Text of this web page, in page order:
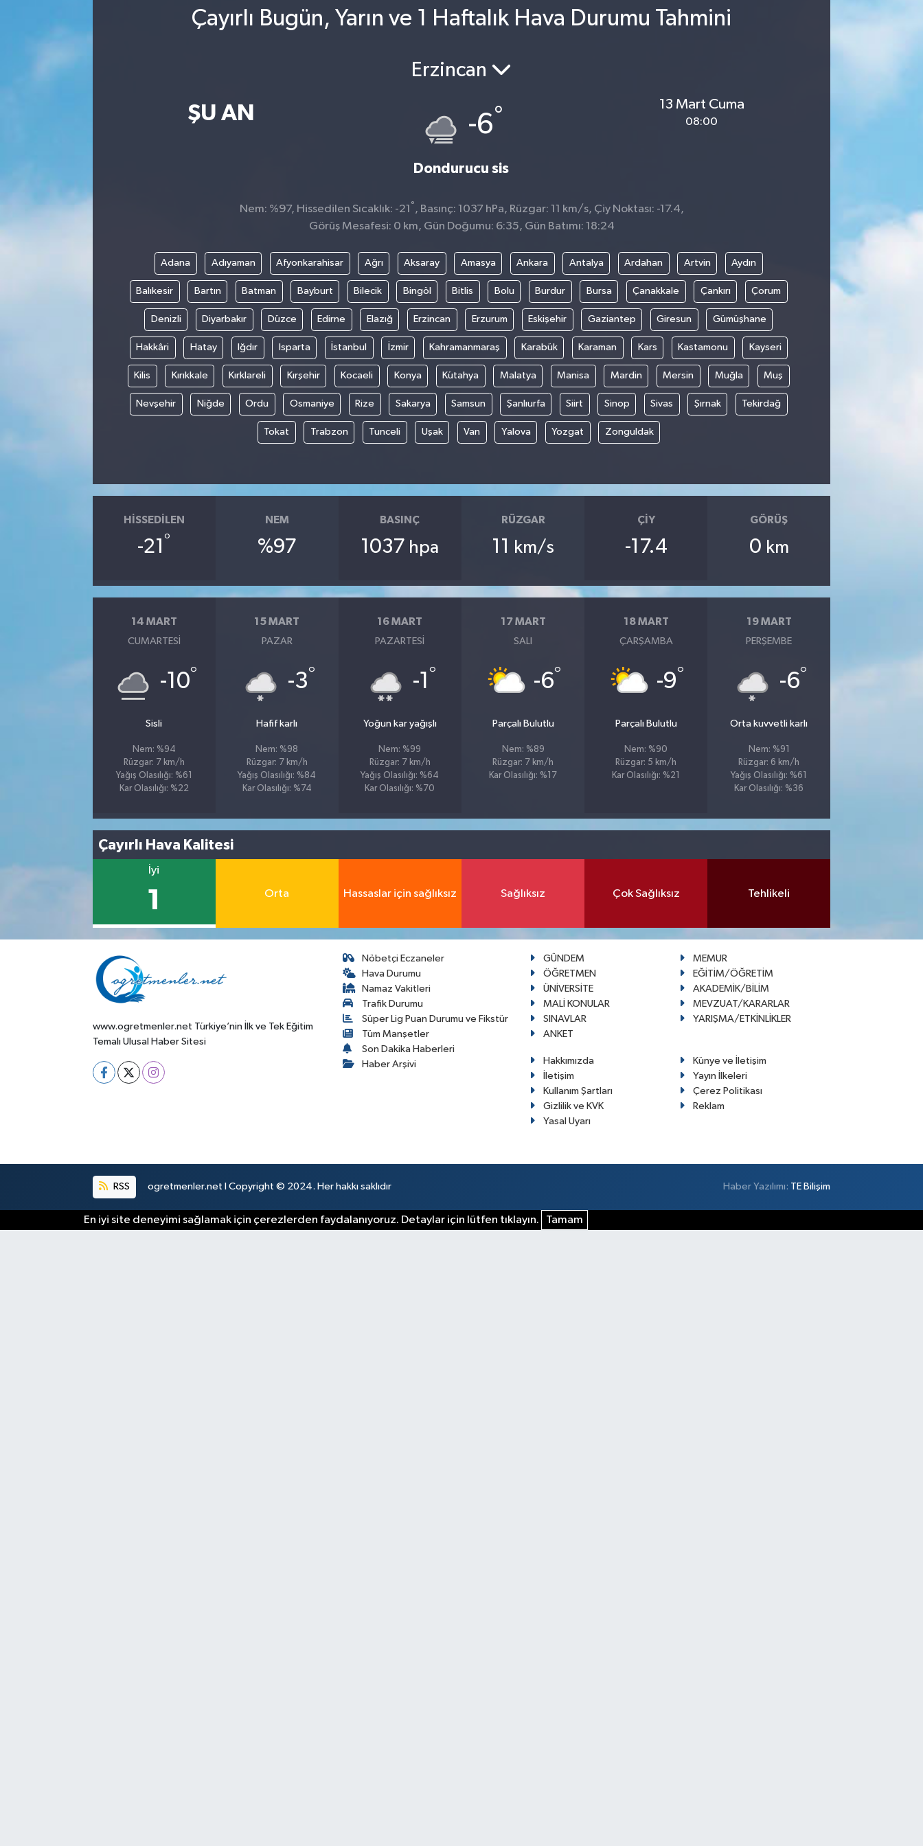
Çayırlı Bugün, Yarın ve 1 Haftalık Hava Durumu Tahmini
ŞU AN
Erzincan
-6°
Dondurucu sis
13 Mart Cuma
08:00
Nem: %97, Hissedilen Sıcaklık: -21 ° , Basınç: 1037 hPa, Rüzgar: 11 km/s, Çiy Noktası: -17.4,
Görüş Mesafesi: 0 km, Gün Doğumu: 6:35, Gün Batımı: 18:24
Adana Adıyaman Afyonkarahisar Ağrı Aksaray Amasya Ankara Antalya Ardahan Artvin Aydın
Balıkesir Bartın Batman Bayburt Bilecik Bingöl Bitlis Bolu Burdur Bursa Çanakkale Çankırı Çorum
Denizli Diyarbakır Düzce Edirne Elazığ Erzincan Erzurum Eskişehir Gaziantep Giresun Gümüşhane
Hakkâri Hatay Iğdır Isparta İstanbul İzmir Kahramanmaraş Karabük Karaman Kars Kastamonu Kayseri
Kilis Kırıkkale Kırklareli Kırşehir Kocaeli Konya Kütahya Malatya Manisa Mardin Mersin Muğla Muş
Nevşehir Niğde Ordu Osmaniye Rize Sakarya Samsun Şanlıurfa Siirt Sinop Sivas Şırnak Tekirdağ
Tokat Trabzon Tunceli Uşak Van Yalova Yozgat Zonguldak
HISSEDILEN
-21°
NEM
%97
BASINÇ
1037 hpa
RÜZGAR
11 km/s
ÇIY
-17.4
GÖRÜŞ
0 km
14 MART
CUMARTESI
-10°
Sisli
Nem: %94
Rüzgar: 7 km/h
Yağış Olasılığı: %61
Kar Olasılığı: %22
15 MART
PAZAR
-3°
Hafif karlı
Nem: %98
Rüzgar: 7 km/h
Yağış Olasılığı: %84
Kar Olasılığı: %74
16 MART
PAZARTESI
-1 °
Yoğun kar yağışlı
Nem: %99
Rüzgar: 7 km/h
Yağış Olasılığı: %64
Kar Olasılığı: %70
17 MART
SALI
-6°
Parçalı Bulutlu
Nem: %89
Rüzgar: 7 km/h
Kar Olasılığı: %17
18 MART
ÇARŞAMBA
-9°
Parçalı Bulutlu
Nem: %90
Rüzgar: 5 km/h
Kar Olasılığı: %21
19 MART
PERŞEMBE
-6°
Orta kuvvetli karlı
Nem: %91
Rüzgar: 6 km/h
Yağış Olasılığı: %61
Kar Olasılığı: %36
Çayırlı Hava Kalitesi
İyi
1 Orta Hassaslar için sağlıksız Sağlıksız Çok Sağlıksız Tehlikeli
www.ogretmenler.net Türkiye’nin İlk ve Tek Eğitim
Temalı Ulusal Haber Sitesi
Nöbetçi Eczaneler
Hava Durumu
Namaz Vakitleri
Trafik Durumu
Süper Lig Puan Durumu ve Fikstür
Tüm Manşetler
Son Dakika Haberleri
Haber Arşivi
GÜNDEM
MEMUR
ÖĞRETMEN
EĞİTİM/ÖĞRETİM
ÜNİVERSİTE
AKADEMİK/BİLİM
MALİ KONULAR
MEVZUAT/KARARLAR
SINAVLAR
YARIŞMA/ETKİNLİKLER
ANKET
Hakkımızda
Künye ve İletişim
İletişim
Yayın İlkeleri
Kullanım Şartları
Çerez Politikası
Gizlilik ve KVK
Reklam
Yasal Uyarı
RSS ogretmenler.net I Copyright © 2024. Her hakkı saklıdır Haber Yazılımı: TE Bilişim
En iyi site deneyimi sağlamak için çerezlerden faydalanıyoruz. Detaylar için lütfen tıklayın. Tamam